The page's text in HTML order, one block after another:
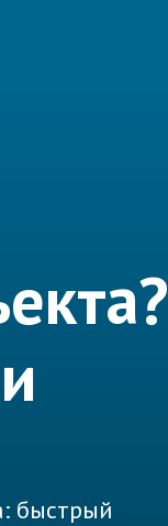
быстрый